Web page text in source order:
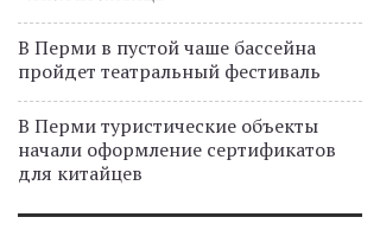
В Перми в пустой чаше бассейна
пройдет театральный фестиваль
В Перми туристические объекты
начали оформление сертификатов
для китайцев